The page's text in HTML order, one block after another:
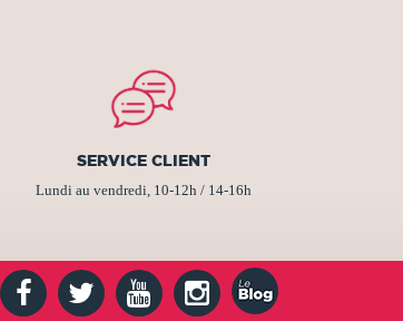
SERVICE CLIENT
Lundi au vendredi, 10-12h / 14-16h